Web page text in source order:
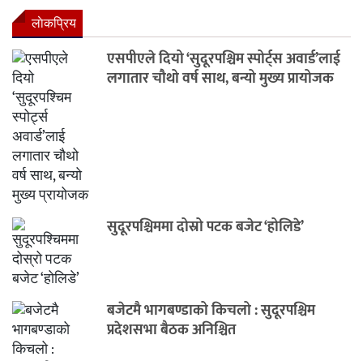
लाेकप्रिय
एसपीएले दियो ‘सुदूरपश्चिम स्पोर्ट्स अवार्ड’लाई
लगातार चौथो वर्ष साथ, बन्यो मुख्य प्रायोजक
सुदूरपश्चिममा दोस्रो पटक बजेट ‘होलिडे’
बजेटमै भागबण्डाको किचलो : सुदूरपश्चिम
प्रदेशसभा बैठक अनिश्चित